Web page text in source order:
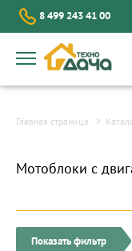
8 499 243 41 00
Главная страница
Мотоблоки с
Показать фильтр